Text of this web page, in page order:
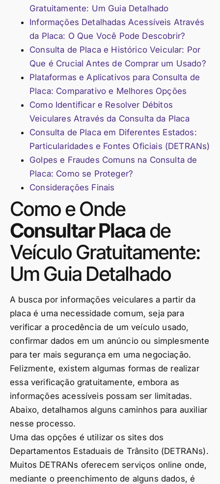
Gratuitamente: Um Guia Detalhado
Informações Detalhadas Acessíveis Através
da Placa: O Que Você Pode Descobrir?
Consulta de Placa e Histórico Veicular: Por
Que é Crucial Antes de Comprar um Usado?
Plataformas e Aplicativos para Consulta de
Placa: Comparativo e Melhores Opções
Como Identificar e Resolver Débitos
Veiculares Através da Consulta da Placa
Consulta de Placa em Diferentes Estados:
Particularidades e Fontes Oficiais (DETRANs)
Golpes e Fraudes Comuns na Consulta de
Placa: Como se Proteger?
Considerações Finais
Como e Onde
Consultar Placade
Veículo Gratuitamente:
Um Guia Detalhado
A busca por informações veiculares a partir da
placa é uma necessidade comum, seja para
verificar a procedência de um veículo usado,
confirmar dados em um anúncio ou simplesmente
para ter mais segurança em uma negociação.
Felizmente, existem algumas formas de realizar
essa verificação gratuitamente, embora as
informações acessíveis possam ser limitadas.
Abaixo, detalhamos alguns caminhos para auxiliar
nesse processo.
Uma das opções é utilizar os sites dos
Departamentos Estaduais de Trânsito (DETRANs).
Muitos DETRANs oferecem serviços online onde,
mediante o preenchimento de alguns dados, é